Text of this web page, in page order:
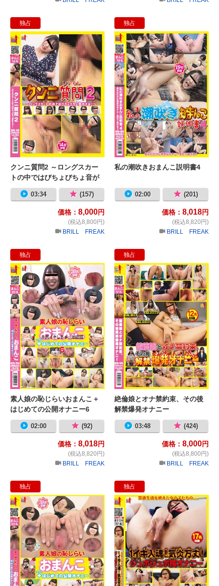
独占
クンニ質問2 ～ロングスカートの中
クンニ質問2 ～ロングスカー
トの中ではびちょびちょ音が
する♪～
03:34 (157)
価格： 8,000円
(税込8,800円)
BRILL FREAK
独占
私
私の潮吹きおまんこ説明書4
02:00 (201)
価格： 8,018円
(税込8,820円)
BRILL FREAK
独占
素人娘の恥じらいおまんこ＋はじめ
素人娘の恥じらいおまんこ＋
はじめての公開オナニー6
02:00 (92)
価格： 8,018円
(税込8,820円)
BRILL FREAK
独占
絶
絶倫娘とオナ禁約束、その後
解禁爆発オナニー
03:48 (424)
価格： 8,000円
(税込8,800円)
BRILL FREAK
独占
素人娘の恥じらいおまんこ＋はじめ
独占
禁